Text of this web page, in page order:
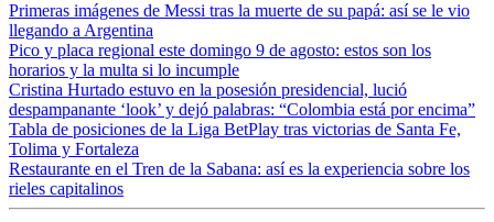
Primeras imágenes de Messi tras la muerte de su papá: así se le vio
llegando a Argentina
Pico y placa regional este domingo 9 de agosto: estos son los
horarios y la multa si lo incumple
Cristina Hurtado estuvo en la posesión presidencial, lució
despampanante ‘look’ y dejó palabras: “Colombia está por encima”
Tabla de posiciones de la Liga BetPlay tras victorias de Santa Fe,
Tolima y Fortaleza
Restaurante en el Tren de la Sabana: así es la experiencia sobre los
rieles capitalinos